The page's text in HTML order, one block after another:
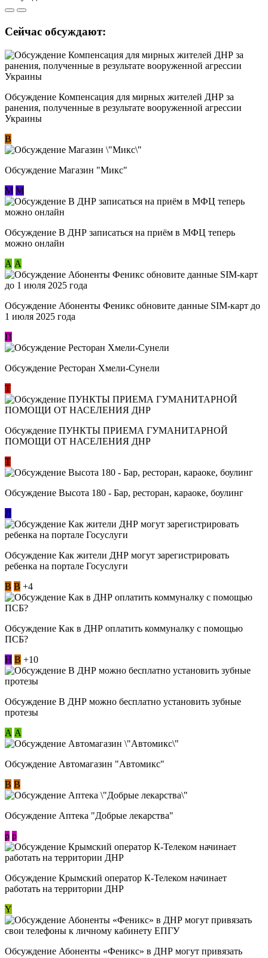
Сейчас обсуждают:
Обсуждение Компенсация для мирных жителей ДНР за
ранения, полученные в результате вооруженной агрессии
Украины
В
Обсуждение Магазин "Микс"
М М
Обсуждение В ДНР записаться на приём в МФЦ теперь
можно онлайн
А А
Обсуждение Абоненты Феникс обновите данные SIM-карт до
1 июля 2025 года
П
Обсуждение Ресторан Хмели-Сунели
Т
Обсуждение ​ПУНКТЫ ПРИЕМА ГУМАНИТАРНОЙ
ПОМОЩИ ОТ НАСЕЛЕНИЯ ДНР
Т
Обсуждение Высота 180 - Бар, ресторан, караоке, боулинг
Л
Обсуждение Как жители ДНР могут зарегистрировать
ребенка на портале Госуслуги
В В +4
Обсуждение Как в ДНР оплатить коммуналку с помощью
ПСБ?
Н В +10
Обсуждение В ДНР можно бесплатно установить зубные
протезы
А А
Обсуждение Автомагазин "Автомикс"
В В
Обсуждение Аптека "Добрые лекарства"
p p
Обсуждение Крымский оператор К-Телеком начинает
работать на территории ДНР
Y
Обсуждение ​Абоненты «Феникс» в ДНР могут привязать